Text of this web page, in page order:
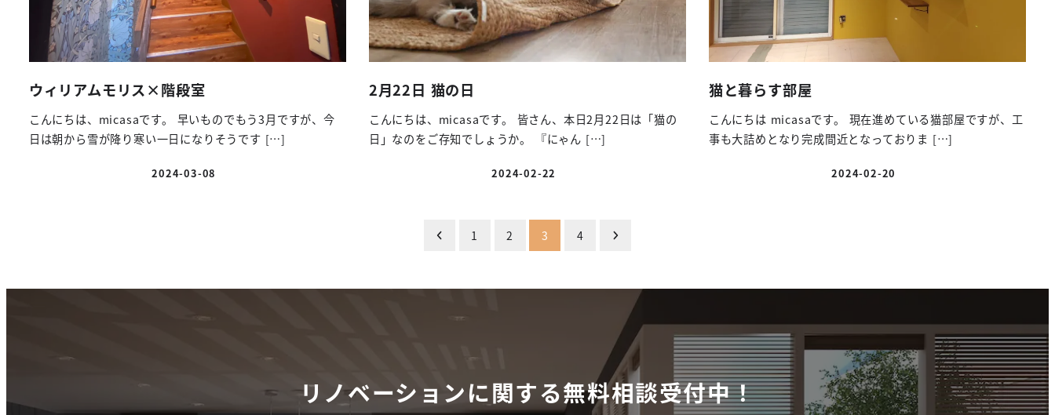
ウィリアムモリス×階段室
こんにちは、micasaです。 早いものでもう3月ですが、今
日は朝から雪が降り寒い一日になりそうです […]
投稿日
2024-03-08
2月22日 猫の日
こんにちは、micasaです。 皆さん、本日2月22日は「猫の
日」なのをご存知でしょうか。 『にゃん […]
投稿日
2024-02-22
猫と暮らす部屋
こんにちは micasaです。 現在進めている猫部屋ですが、工
事も大詰めとなり完成間近となっておりま […]
投稿日
2024-02-20
の
1 2 3 4
リノベーションに関する無料相談受付中！